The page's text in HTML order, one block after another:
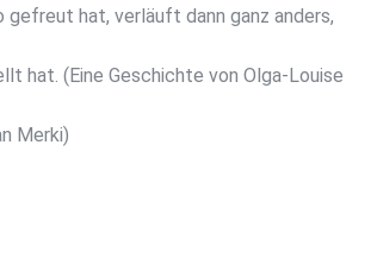
gefreut hat, verläuft dann ganz anders,
hat. (Eine Geschichte von Olga-Louise
Merki)